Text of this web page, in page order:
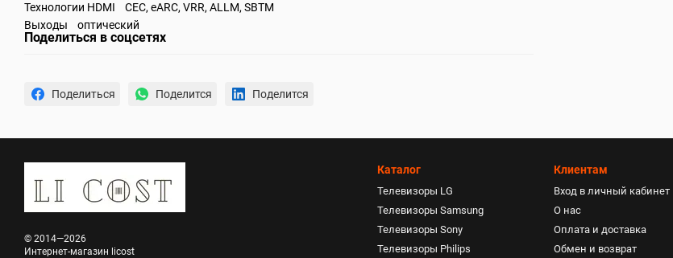
Технологии HDMI CEC, eARC, VRR, ALLM, SBTM
Выходы оптический
Поделиться в соцсетях
Поделиться Поделится Поделится
© 2014—2026
Интернет-магазин licost
Каталог
Телевизоры LG
Телевизоры Samsung
Телевизоры Sony
Телевизоры Philips
Клиентам
Вход в личный кабинет
О нас
Оплата и доставка
Обмен и возврат